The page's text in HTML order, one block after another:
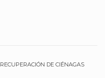
RECUPERACIÓN DE CIÉNAGAS